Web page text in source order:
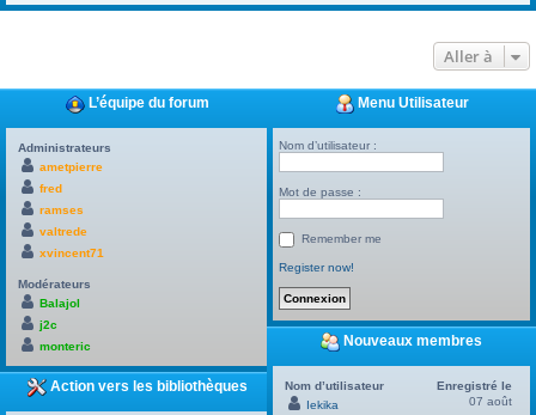
Aller à
L’équipe du forum
Administrateurs
ametpierre
fred
ramses
valtrede
xvincent71
Modérateurs
Balajol
j2c
monteric
Action vers les bibliothèques
Menu Utilisateur
Nom d’utilisateur :
Mot de passe :
Remember me
Register now!
Nouveaux membres
Nom d’utilisateur
Enregistré le
Iekika
07 août